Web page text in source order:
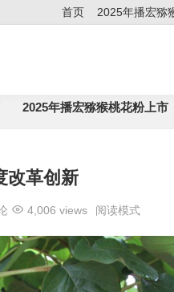
首页 2025年播宏猕
2025年播宏猕猴桃花粉上市
改革创新
4,006 views 阅读模式